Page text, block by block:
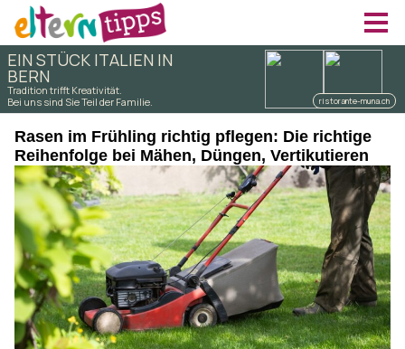
Rasen im Frühling richtig pflegen: Die richtige
Reihenfolge bei Mähen, Düngen, Vertikutieren